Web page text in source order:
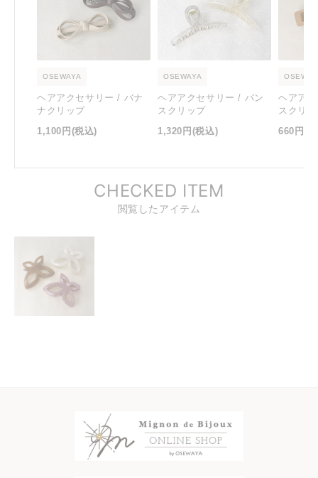
OSEWAYA
ヘアアクセサリー / バナ
ナクリップ
1,100円(税込)
OSEWAYA
ヘアアクセサリー / バン
スクリップ
1,320円(税込)
ヘアア
スクリ
660円
CHECKED ITEM
閲覧したアイテム